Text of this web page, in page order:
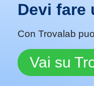
Devi fare
Con Trovalab
Vai su